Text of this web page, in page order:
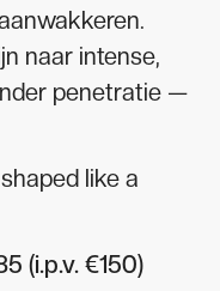
naar intense,
penetratie —
like a
(i.p.v. €150)